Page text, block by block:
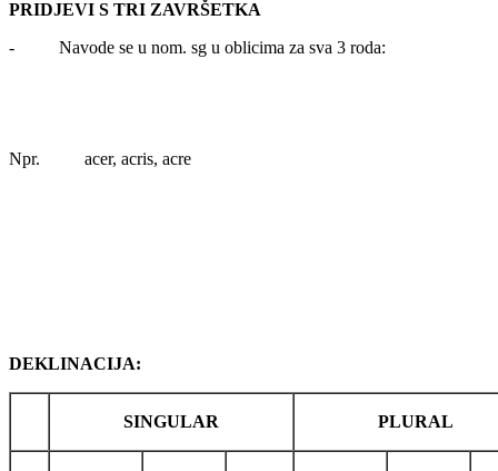
PRIDJEVI S TRI ZAVRŠETKA
- Navode se u nom. sg u oblicima za sva 3 roda:
Npr. acer, acris, acre
DEKLINACIJA:
SINGULAR PLURAL